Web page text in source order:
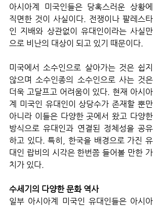
아시아계 미국인들은 당혹스러운 상황에
직면한 것이 사실이다. 전쟁이나 팔레스타
인 지배와 상관없이 유대인이라는 사실만
으로 비난의 대상이 되고 있기 때문이다.
미국에서 소수인으로 살아가는 것은 쉽지
않으며 소수인종의 소수인으로 사는 것은
더욱 고달프고 어려움이 있다. 현재 아시아
계 미국인 유대인이 상당수가 존재할 뿐만
아니라 이들은 다양한 곳에서 왔고 다양한
방식으로 유대인과 연결된 정체성을 공유
하고 있다. 특히, 한국을 배경으로 가진 유
대인 랍비의 시각은 한번쯤 들어볼 만한 가
치가 있다.
수세기의 다양한 문화 역사
일부 아시아계 미국인 유대인들은 아시아